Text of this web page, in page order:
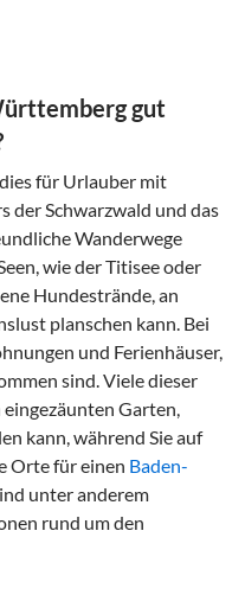
gut
für Urlauber mit
der Schwarzwald und das
Wanderwege
wie der Titisee oder
Hundestrände, an
planschen kann. Bei
und Ferienhäuser,
sind. Viele dieser
Garten,
kann, während Sie auf
Orte für einen Baden-
unter anderem
rund um den